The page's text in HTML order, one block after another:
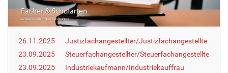
e
r
e
26.11.2025
Justizfachangestellter/Justizfachangestellte
23.09.2025
Steuerfachangestellter/Steuerfachangestellte
23.09.2025
Industriekaufmann/Industriekauffrau